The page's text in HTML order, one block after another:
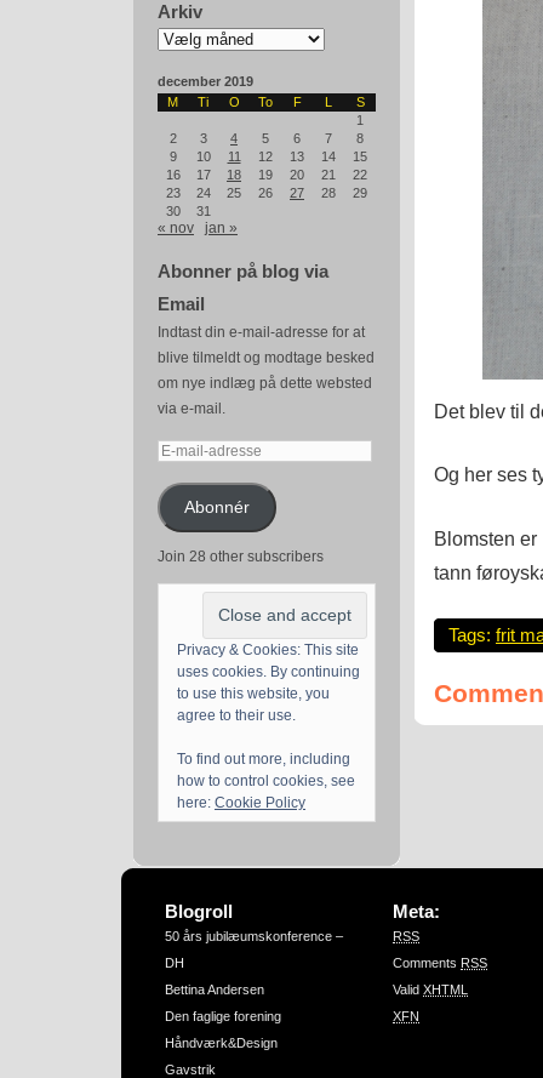
Arkiv
Arkiv
december 2019
M
Ti O To F L
S
1
2
3 4 5 6 7
8
9
10 11 12 13 14
15
16
17 18 19 20 21
22
23
24 25 26 27 28
29
30
31
« nov jan »
Abonner på blog via
Email
Indtast din e-mail-adresse for at
blive tilmeldt og modtage besked
om nye indlæg på dette websted
via e-mail.
E-
adresseAbonnér
Join 28 other subscribers
Privacy & Cookies: This site
uses cookies. By continuing
to use this website, you
agree to their use.
To find out more, including
how to control cookies, see
here: Cookie Policy
Det blev til
Og her ses
Blomsten
tann
Tags: frit
Blogroll
50 års jubilæumskonference –
DH
Bettina Andersen
Den faglige forening
Håndværk&Design
Gavstrik
Meta:
RSS
Comments RSS
Valid XHTML
XFN